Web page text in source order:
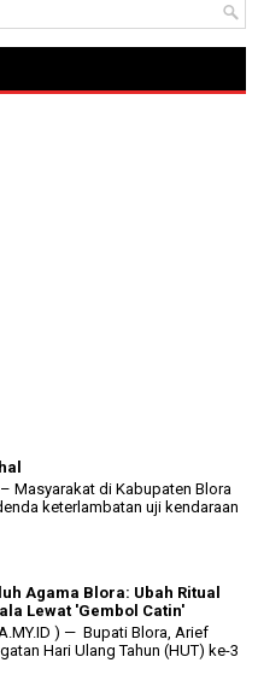
Masyarakat di Kabupaten Blora
keterlambatan uji kendaraan
Agama Blora: Ubah Ritual
Lewat 'Gembol Catin'
) — Bupati Blora, Arief
Hari Ulang Tahun (HUT) ke-3